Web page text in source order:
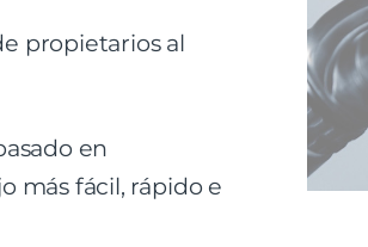
propietarios al
en
más fácil, rápido e